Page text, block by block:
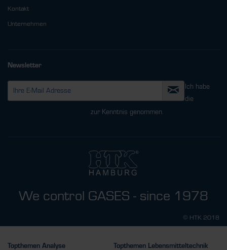
Kontakt
Unternehmen
Newsletter
Ich habe
die
zur Kenntnis genommen.
We control GASES - since 1978
© HTK 2018
Topthemen Analyse
Topthemen Lebensmitteltechnik